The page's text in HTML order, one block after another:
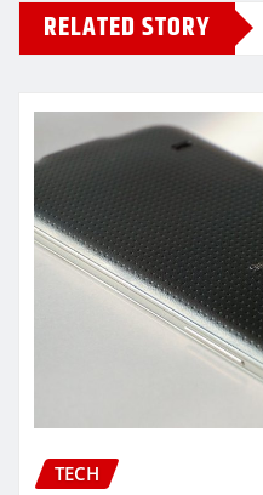
RELATED STORY
TECH